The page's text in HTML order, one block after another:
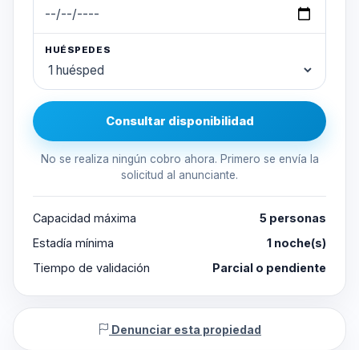
HUÉSPEDES
Consultar disponibilidad
No se realiza ningún cobro ahora. Primero se envía la
solicitud al anunciante.
Capacidad máxima
5 personas
Estadía mínima
1 noche(s)
Tiempo de validación
Parcial o pendiente
Denunciar esta propiedad